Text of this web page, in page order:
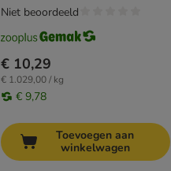
€ 10,29
€ 1.029,00 / kg
€ 9,78
Niet beoordeeld
Toevoegen aan
winkelwagen